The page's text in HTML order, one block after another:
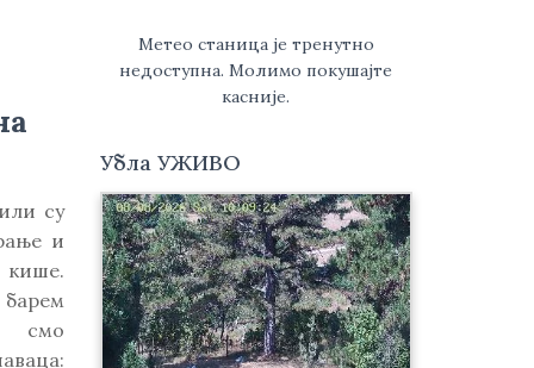
су
и
кише.
смо
Метео станица је тренутно
недоступна. Молимо покушајте
касније.
Убла УЖИВО